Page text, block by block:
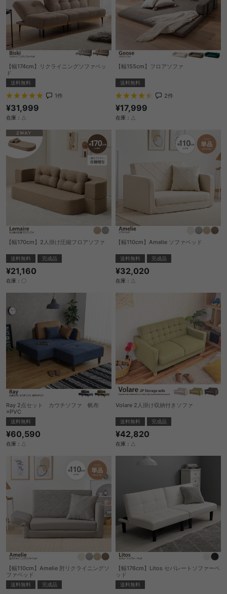
【幅174cm】リクライニングソファベッ
ド
送料無料
1件
¥31,999
在庫：△
【幅155cm】フロアソファ
送料無料
2件
¥17,999
在庫：△
【幅170cm】2人掛け圧縮フロアソファ
送料無料 完成品
¥21,160
在庫：〇
【幅110cm】Amelie ソファベッド
送料無料 完成品
¥32,020
在庫：△
Ray 2点セット カウチソファ 帆布
×PVC
送料無料
¥60,590
在庫：△
Volare 2人掛け収納付きソファ
送料無料 完成品
¥42,820
在庫：△
【幅110cm】Amelie 肘リクライニングソ
ファベッド
送料無料 完成品
【幅176cm】Litos セパレートソファーベ
ッド
送料無料